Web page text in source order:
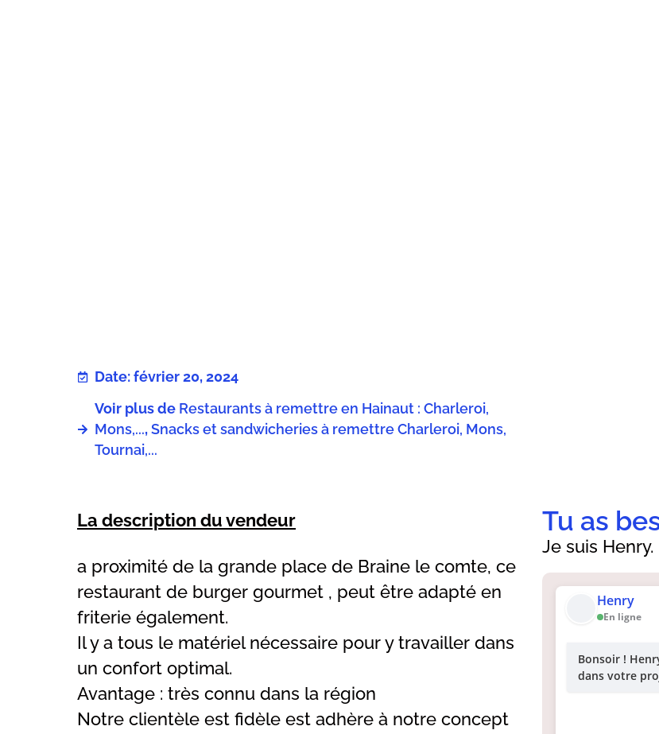
Date: février 20, 2024
Voir plus de Restaurants à remettre en Hainaut : Charleroi,
Mons,...,Snacks et sandwicheries à remettre Charleroi, Mons,
Tournai,...
La description du vendeur
a proximité de la grande place de Braine le comte, ce
restaurant de burger gourmet , peut être adapté en
friterie également.
Il y a tous le matériel nécessaire pour y travailler dans
un confort optimal.
Avantage : très connu dans la région
Notre clientèle est fidèle est adhère à notre concept
Henry
En ligne
Bonsoir !
dans votre
Je suis Henry.
Tu as